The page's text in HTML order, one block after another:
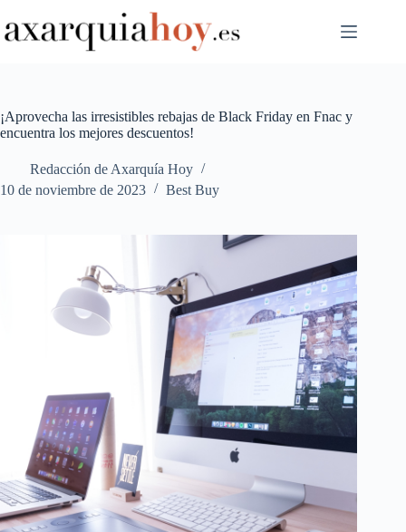
al
contenido
¡Aprovecha las irresistibles rebajas de Black Friday en Fnac y
encuentra los mejores descuentos!
Redacción de Axarquía Hoy
10 de noviembre de 2023
Best Buy